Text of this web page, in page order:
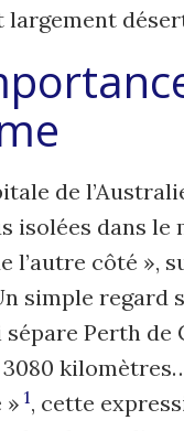
largement
de
isolées dans le
l’autre côté »,
simple regard
Perth de
» 1, cette